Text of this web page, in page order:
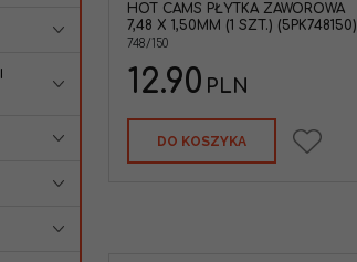
HOT CAMS PŁYTKA ZAWOROWA
7,48 X 1,50MM (1 SZT.) (5PK748150)
748/150
12.90 PLN
DO KOSZYKA